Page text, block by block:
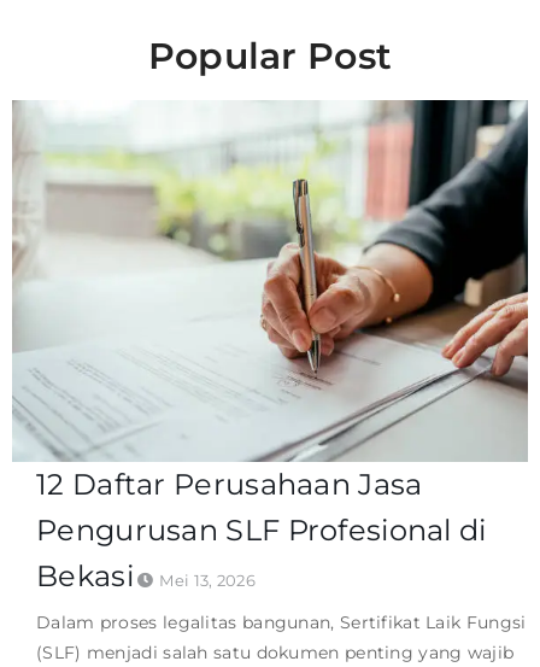
Popular Post
12 Daftar Perusahaan Jasa
Pengurusan SLF Profesional di
Bekasi
Mei 13, 2026
Dalam proses legalitas bangunan, Sertifikat Laik Fungsi
(SLF) menjadi salah satu dokumen penting yang wajib